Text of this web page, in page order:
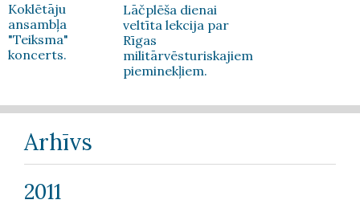
Koklētāju
ansambļa
"Teiksma"
koncerts.
Lāčplēša dienai
veltīta lekcija par
Rīgas
militārvēsturiskajiem
pieminekļiem.
Arhīvs
2011